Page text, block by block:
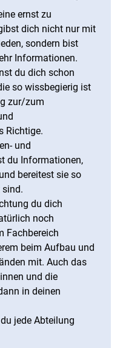
ernst zu
dich nicht nur mit
sondern bist
Informationen.
du dich schon
so wissbegierig ist
zur/zum
Richtige.
und
du Informationen,
bereitest sie so
sind.
du dich
noch
Fachbereich
beim Aufbau und
mit. Auch das
und die
in deinen
jede Abteilung